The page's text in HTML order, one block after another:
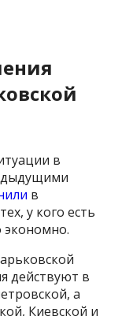
в
в
у кого есть
экономно.
действуют в
а
Киевской и